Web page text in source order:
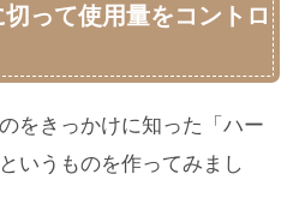
って使用量をコントロ
をきっかけに知った「ハー
いうものを作ってみまし